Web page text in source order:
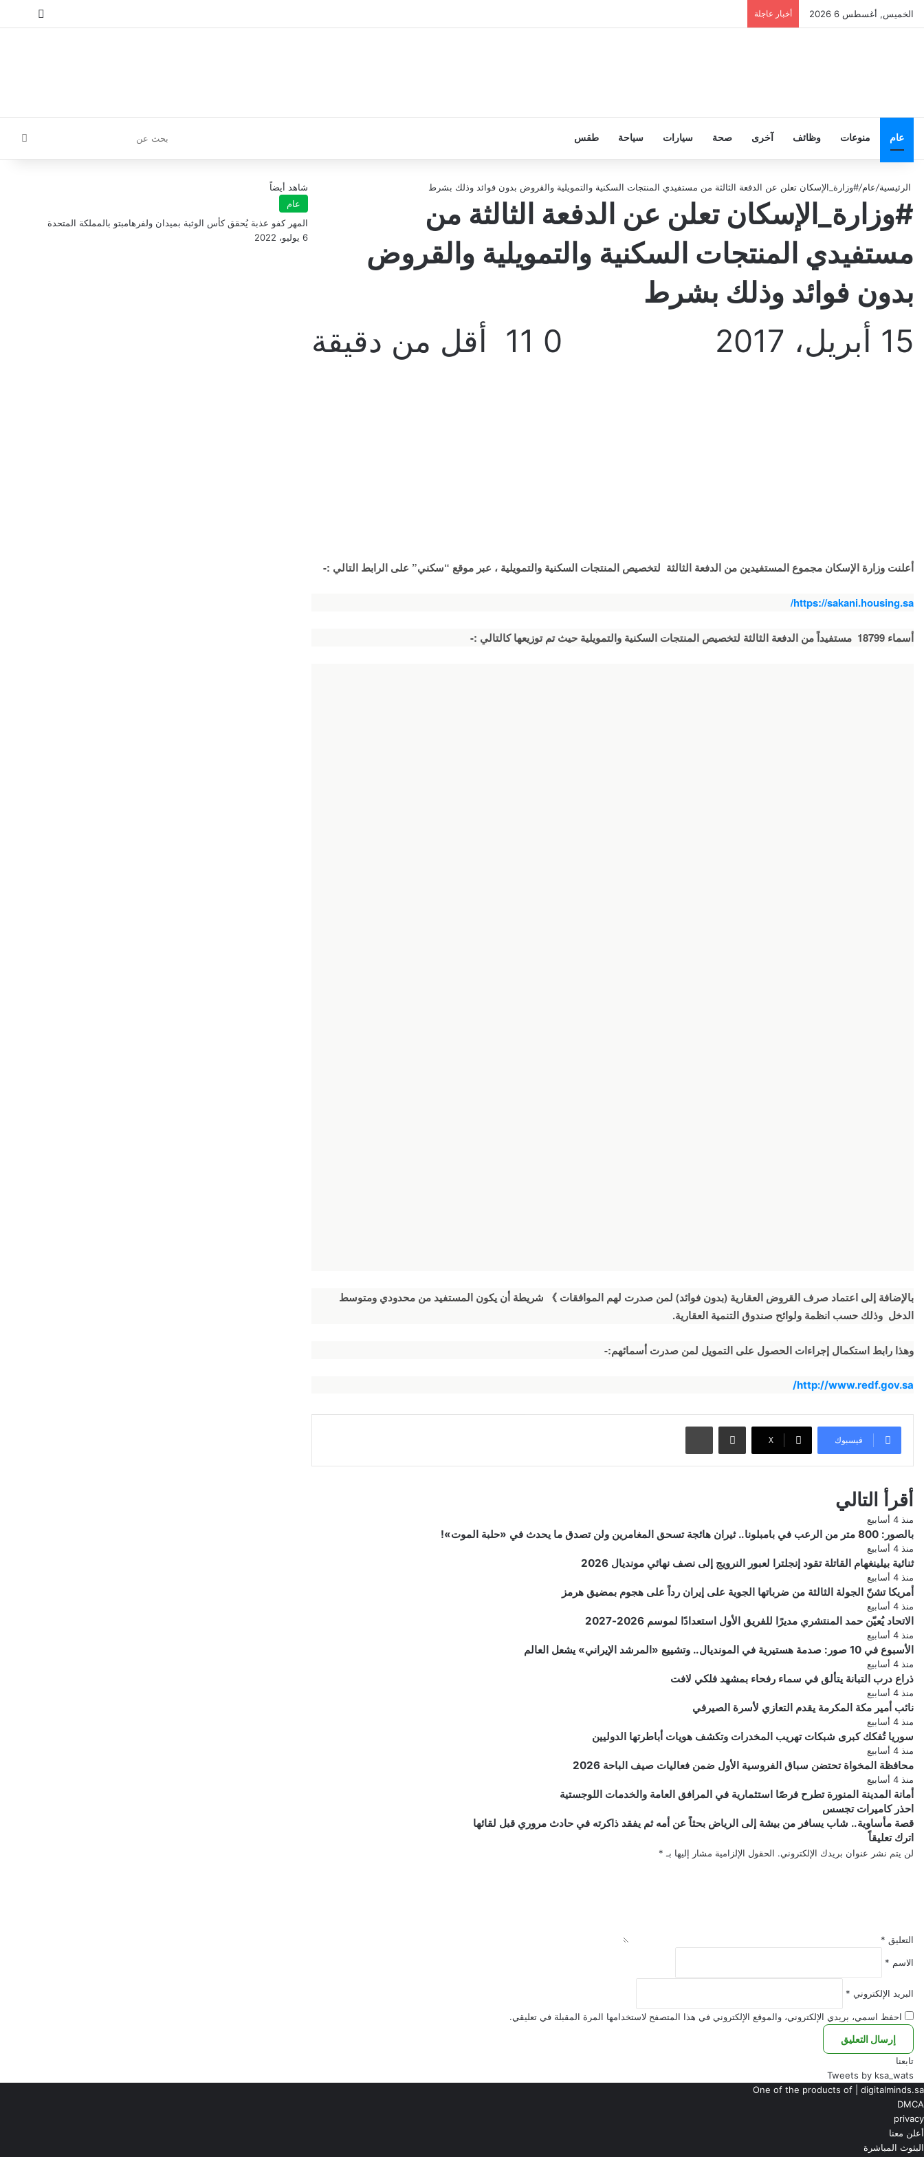
الخميس, أغسطس 6 2026 أخبار عاجلة تسجيل
عام منوعات وظائف آخرى صحة سيارات سياحة طقس
عن
الرئيسية/عام/#وزارة_الإسكان تعلن عن الدفعة الثالثة من مستفيدي المنتجات السكنية والتمويلية والقروض بدون فوائد وذلك بشرط
#وزارة_الإسكان تعلن عن الدفعة الثالثة من
مستفيدي المنتجات السكنية والتمويلية والقروض
بدون فوائد وذلك بشرط
15 أبريل، 2017 0 أقل من دقيقة
أعلنت وزارة الإسكان مجموع المستفيدين من الدفعة الثالثة لتخصيص المنتجات السكنية والتمويلية ، عبر موقع “‫سكني” على الرابط التالي :-
https://sakani.housing.sa/
أسماء 18799 مستفيداً من الدفعة الثالثة لتخصيص المنتجات السكنية والتمويلية حيث تم توزيعها كالتالي :-
بالإضافة إلى اعتماد صرف القروض العقارية (بدون فوائد) لمن صدرت لهم الموافقات 》 شريطة أن يكون المستفيد من محدودي ومتوسط
الدخل وذلك حسب انظمة ولوائح صندوق التنمية العقارية.
وهذا رابط استكمال إجراءات الحصول على التمويل لمن صدرت أسمائهم:-
http://www.redf.gov.sa/
فيسبوك ‫X
مشاركة عبر البريد طباعة
أقرأ التالي
منذ 4 أسابيع
بالصور: 800 متر من الرعب في بامبلونا.. ثيران هائجة تسحق المغامرين ولن تصدق ما يحدث في «حلبة الموت»!
منذ 4 أسابيع
ثنائية بيلينغهام القاتلة تقود إنجلترا لعبور النرويج إلى نصف نهائي مونديال 2026
منذ 4 أسابيع
أمريكا تشنّ الجولة الثالثة من ضرباتها الجوية على إيران رداً على هجوم بمضيق هرمز
منذ 4 أسابيع
الاتحاد يُعيّن حمد المنتشري مديرًا للفريق الأول استعدادًا لموسم 2026-2027
منذ 4 أسابيع
الأسبوع في 10 صور: صدمة هستيرية في المونديال.. وتشييع «المرشد الإيراني» يشعل العالم
منذ 4 أسابيع
ذراع درب التبانة يتألق في سماء رفحاء بمشهد فلكي لافت
منذ 4 أسابيع
نائب أمير مكة المكرمة يقدم التعازي لأسرة الصيرفي
منذ 4 أسابيع
سوريا تُفكك كبرى شبكات تهريب المخدرات وتكشف هويات أباطرتها الدوليين
منذ 4 أسابيع
محافظة المخواة تحتضن سباق الفروسية الأول ضمن فعاليات صيف الباحة 2026
منذ 4 أسابيع
أمانة المدينة المنورة تطرح فرصًا استثمارية في المرافق العامة والخدمات اللوجستية
احذر
كاميرات
تجسس
احذر كاميرات تجسس
قصة
مأساوية..
شاب
بحثاً
أمه
يفقد
ذاكرته
في
حادث
مروري
قبل
لقائها
قصة مأساوية.. شاب يسافر من بيشة إلى الرياض بحثاً عن أمه ثم يفقد ذاكرته في حادث مروري قبل لقائها
اترك تعليقاً
لن يتم نشر عنوان بريدك الإلكتروني. الحقول الإلزامية مشار إليها بـ *
التعليق *
الاسم *
البريد الإلكتروني *
احفظ اسمي، بريدي الإلكتروني، والموقع الإلكتروني في هذا المتصفح لاستخدامها المرة المقبلة في تعليقي.
شاهد أيضاً
عام
المهر كفو عذبة يُحقق كأس الوثبة بميدان ولفرهامبتو بالمملكة المتحدة
6 يوليو، 2022
تابعنا
Tweets by ksa_wats
One of the products of | digitalminds.sa
DMCA
privacy
أعلن معنا
البثوث المباشرة